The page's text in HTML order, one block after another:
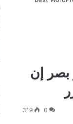
بصر إن
0
319